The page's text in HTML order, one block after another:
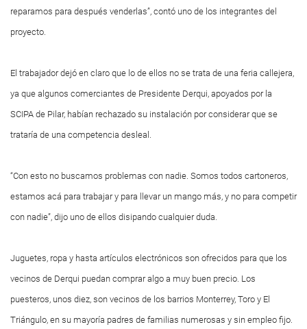
reparamos para después venderlas”, contó uno de los integrantes del
proyecto.
El trabajador dejó en claro que lo de ellos no se trata de una feria callejera,
ya que algunos comerciantes de Presidente Derqui, apoyados por la
SCIPA de Pilar, habían rechazado su instalación por considerar que se
trataría de una competencia desleal.
“Con esto no buscamos problemas con nadie. Somos todos cartoneros,
estamos acá para trabajar y para llevar un mango más, y no para competir
con nadie”, dijo uno de ellos disipando cualquier duda.
Juguetes, ropa y hasta artículos electrónicos son ofrecidos para que los
vecinos de Derqui puedan comprar algo a muy buen precio. Los
puesteros, unos diez, son vecinos de los barrios Monterrey, Toro y El
Triángulo, en su mayoría padres de familias numerosas y sin empleo fijo.